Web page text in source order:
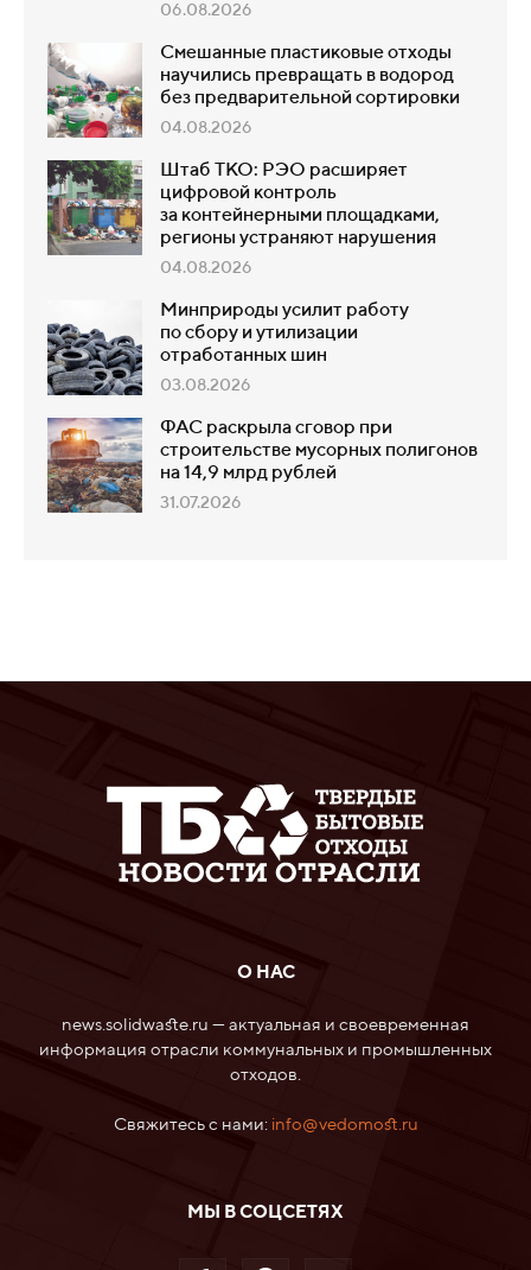
06.08.2026
Смешанные пластиковые отходы
научились превращать в водород
без предварительной сортировки
04.08.2026
Штаб ТКО: РЭО расширяет
цифровой контроль
за контейнерными площадками,
регионы устраняют нарушения
04.08.2026
Минприроды усилит работу
по сбору и утилизации
отработанных шин
03.08.2026
ФАС раскрыла сговор при
строительстве мусорных полигонов
на 14,9 млрд рублей
31.07.2026
О НАС
news.solidwaste.ru — актуальная и своевременная
информация отрасли коммунальных и промышленных
отходов.
Свяжитесь с нами: info@vedomost.ru
МЫ В СОЦСЕТЯХ